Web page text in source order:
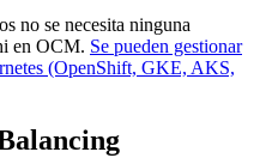
no se necesita ninguna
en OCM. Se pueden gestionar
(OpenShift, GKE, AKS,